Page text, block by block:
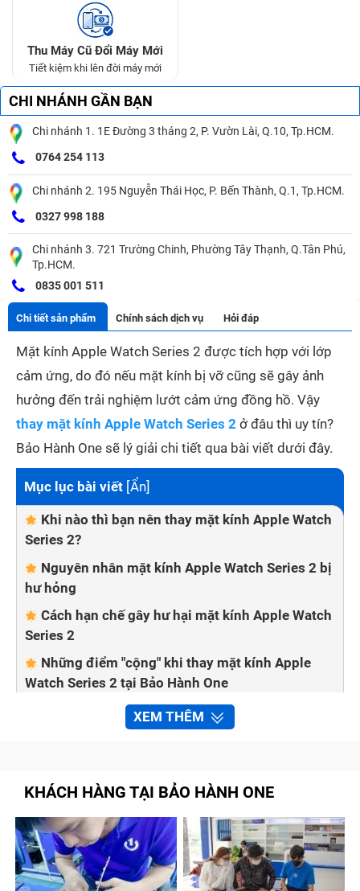
Thu Máy Cũ Đổi Máy Mới
Tiết kiệm khi lên đời máy mới
CHI NHÁNH GẦN BẠN
Chi nhánh 1. 1E Đường 3 tháng 2, P. Vườn Lài, Q.10, Tp.HCM.
0764 254 113
Chi nhánh 2. 195 Nguyễn Thái Học, P. Bến Thành, Q.1, Tp.HCM.
0327 998 188
Chi nhánh 3. 721 Trường Chinh, Phường Tây Thạnh, Q.Tân Phú,
Tp.HCM.
0835 001 511
Chi tiết sản phẩm Chính sách dịch vụ Hỏi đáp
Mặt kính Apple Watch Series 2 được tích hợp với lớp
cảm ứng, do đó nếu mặt kính bị vỡ cũng sẽ gây ảnh
hưởng đến trải nghiệm lướt cảm ứng đồng hồ. Vậy
thay mặt kính Apple Watch Series 2 ở đâu thì uy tín?
Bảo Hành One sẽ lý giải chi tiết qua bài viết dưới đây.
Mục lục bài viết [Ẩn]
Khi nào thì bạn nên thay mặt kính Apple Watch
Series 2?
Nguyên nhân mặt kính Apple Watch Series 2 bị
hư hỏng
Cách hạn chế gây hư hại mặt kính Apple Watch
Series 2
Những điểm "cộng" khi thay mặt kính Apple
Watch Series 2 tại Bảo Hành One
Trung tâm uy tín hoạt động hơn 10 năm trong
lĩnh vực sửa chữa
Giá tốt, luôn công khai trên website
Trực tiếp quan sát nhân viên thao tác sửa
chữa
Quy trình sửa chữa, thay mặt kính Apple
XEM THÊM
KHÁCH HÀNG TẠI BẢO HÀNH ONE